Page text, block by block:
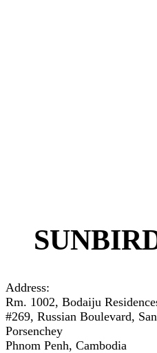
Address:
Rm. 1002, Bodaiju
#269, Russian Boulevard,
Porsenchey
Phnom Penh, Cambodia